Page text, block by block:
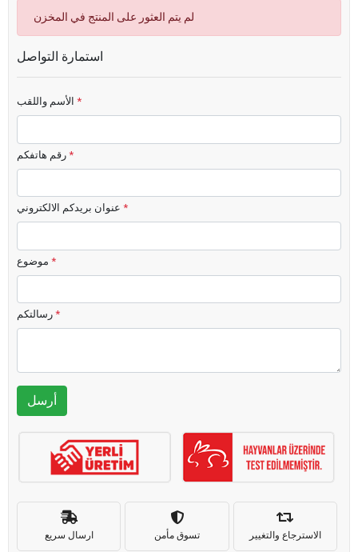
لم يتم العثور على المنتج في المخزن
استمارة التواصل
*
*
*
*
*
أرسل
ارسال سريع تسوق مأمن الاسترجاع والتغيير